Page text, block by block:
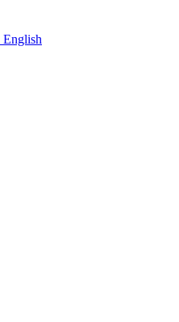
English